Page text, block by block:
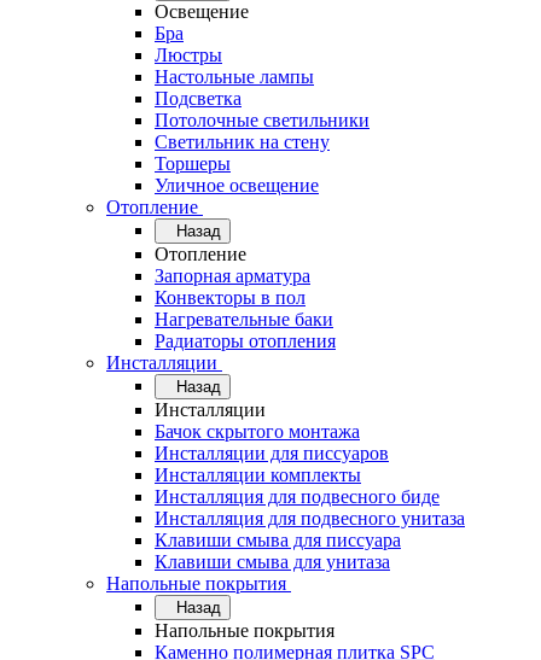
Освещение
Бра
Люстры
Настольные лампы
Подсветка
Потолочные светильники
Светильник на стену
Торшеры
Уличное освещение
Отопление
Назад
Отопление
Запорная арматура
Конвекторы в пол
Нагревательные баки
Радиаторы отопления
Инсталляции
Назад
Инсталляции
Бачок скрытого монтажа
Инсталляции для писсуаров
Инсталляции комплекты
Инсталляция для подвесного биде
Инсталляция для подвесного унитаза
Клавиши смыва для писсуара
Клавиши смыва для унитаза
Напольные покрытия
Назад
Напольные покрытия
Каменно полимерная плитка SPC